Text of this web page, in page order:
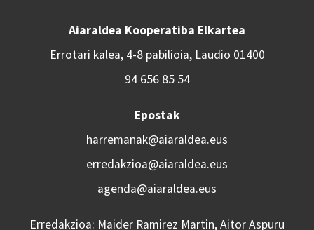
Aiaraldea Kooperatiba Elkartea
Errotari kalea, 4-8 pabilioia, Laudio 01400
94 656 85 54
Epostak
harremanak@aiaraldea.eus
erredakzioa@aiaraldea.eus
agenda@aiaraldea.eus
Erredakzioa: Maider Ramirez Martin, Aitor Aspuru